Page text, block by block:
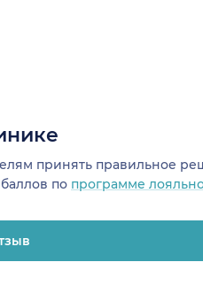
принять правильное
по программе